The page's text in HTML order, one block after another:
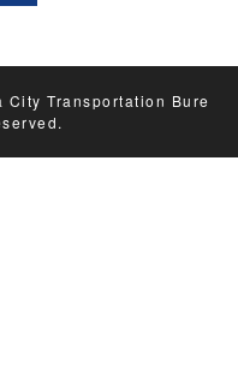
Transportation Bure